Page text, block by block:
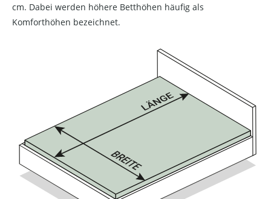
cm. Dabei werden höhere Betthöhen häufig als
Komforthöhen bezeichnet.